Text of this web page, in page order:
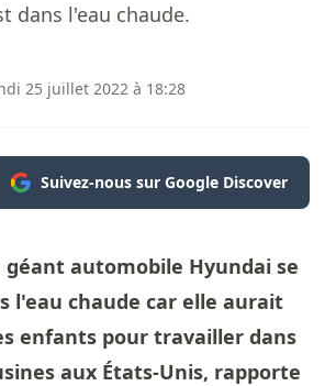
dans l'eau chaude.
25 juillet 2022 à 18:28
Suivez-nous sur Google Discover
automobile Hyundai se
l'eau chaude car elle aurait
enfants pour travailler dans
aux États-Unis, rapporte